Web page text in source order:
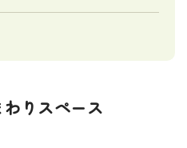
りスペース